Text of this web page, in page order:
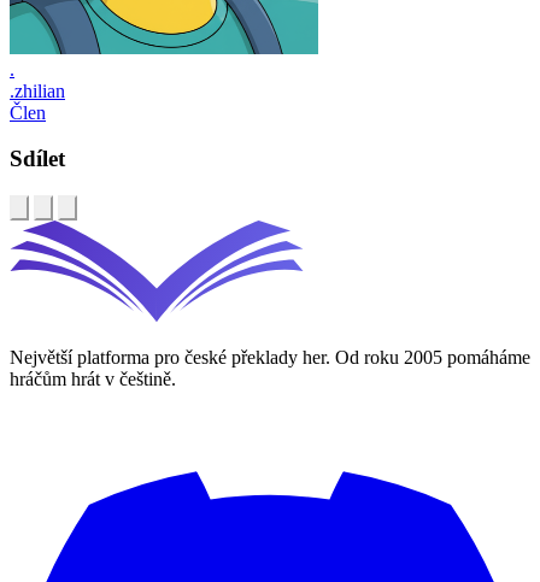
.
.zhilian
Člen
Sdílet
Největší platforma pro české překlady her. Od roku 2005 pomáháme
hráčům hrát v češtině.